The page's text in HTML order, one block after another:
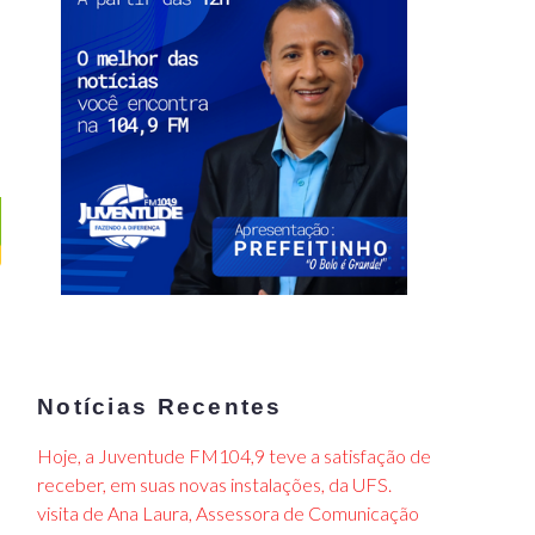
Notícias Recentes
Hoje, a Juventude FM104,9 teve a satisfação de
receber, em suas novas instalações, da UFS.
visita de Ana Laura, Assessora de Comunicação